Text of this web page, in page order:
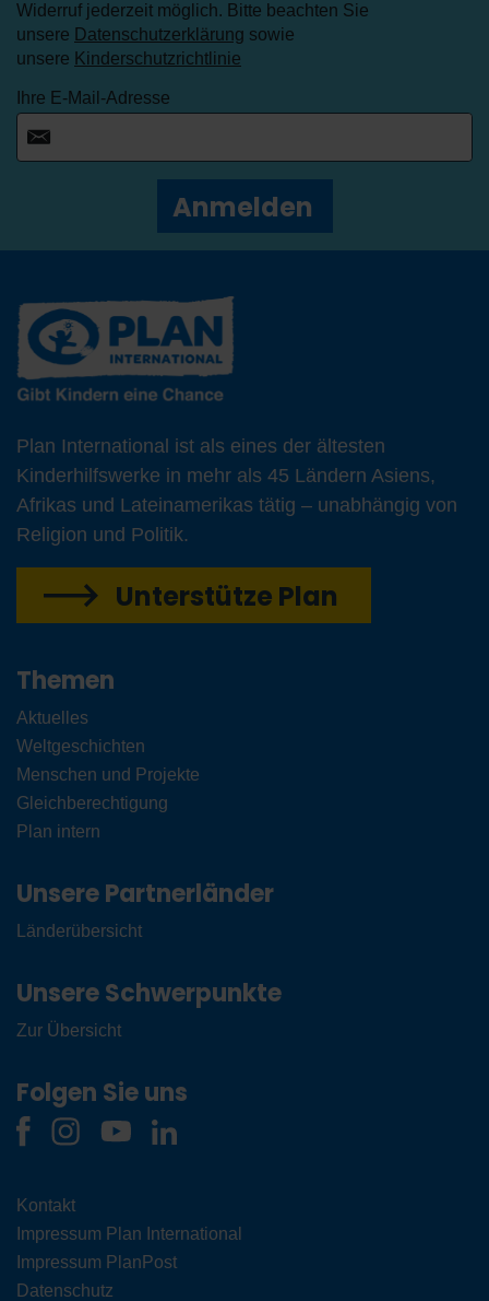
Widerruf jederzeit möglich. Bitte beachten Sie
unsere Datenschutzerklärung sowie
unsere Kinderschutzrichtlinie
Ihre E-Mail-Adresse
Anmelden
Plan International ist als eines der ältesten
Kinderhilfswerke in mehr als 45 Ländern Asiens,
Afrikas und Lateinamerikas tätig – unabhängig von
Religion und Politik.
Unterstütze Plan
Themen
Aktuelles
Weltgeschichten
Menschen und Projekte
Gleichberechtigung
Plan intern
Unsere Partnerländer
Länderübersicht
Unsere Schwerpunkte
Zur Übersicht
Folgen Sie uns
Kontakt
Impressum Plan International
Impressum PlanPost
Datenschutz